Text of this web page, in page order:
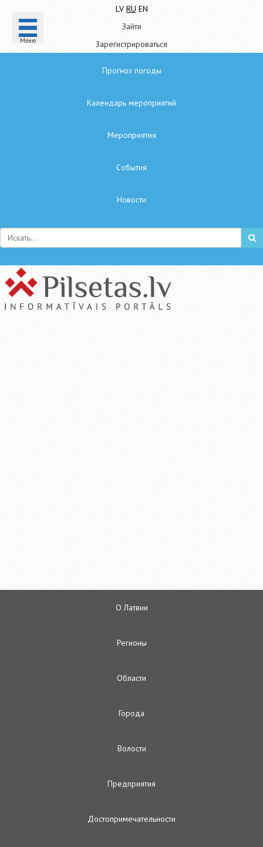
Mеню
LV RU EN
Зайти
Зарегистрироваться
Прогноз погоды
Календарь мероприятий
Мероприятия
Cобытия
Hовости
О Латвии
Регионы
Oбласти
Городa
Волости
Предприятия
Достопримечательности